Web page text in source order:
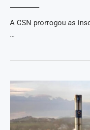
A CSN prorrogou as
…